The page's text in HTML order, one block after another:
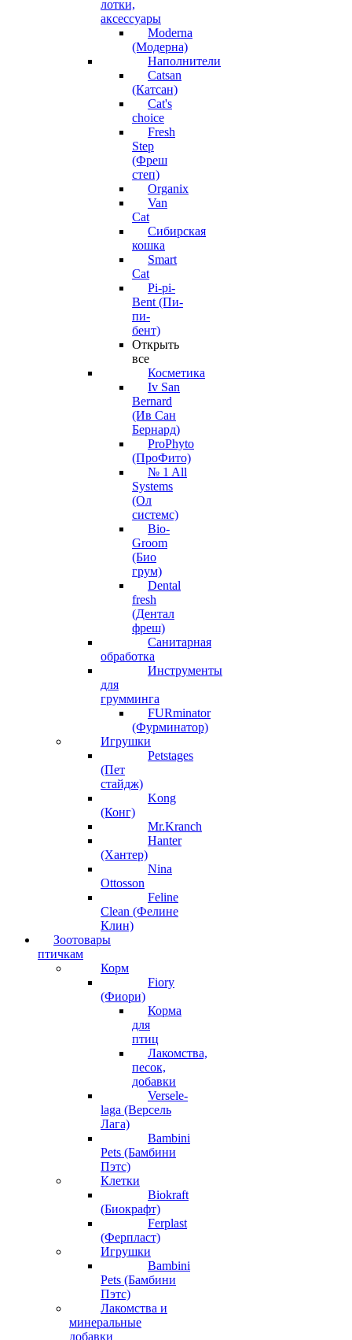
лотки,
аксессуары
Moderna
(Модерна)
Наполнители
Catsan
(Катсан)
Cat's
choice
Fresh
Step
(Фреш
степ)
Organix
Van
Cat
Сибирская
кошка
Smart
Cat
Pi-pi-
Bent (Пи-
пи-
бент)
Открыть
все
Косметика
Iv San
Bernard
(Ив Сан
Бернард)
ProPhyto
(ПроФито)
№ 1 All
Systems
(Ол
системс)
Bio-
Groom
(Био
грум)
Dental
fresh
(Дентал
фреш)
Санитарная
обработка
Инструменты
для
грумминга
FURminator
(Фурминатор)
Игрушки
Petstages
(Пет
стайдж)
Kong
(Конг)
Mr.Kranch
Hanter
(Хантер)
Nina
Ottosson
Feline
Clean (Фелине
Клин)
Зоотовары
птичкам
Корм
Fiory
(Фиори)
Корма
для
птиц
Лакомства,
песок,
добавки
Versele-
laga (Версель
Лага)
Bambini
Pets (Бамбини
Пэтс)
Клетки
Biokraft
(Биокрафт)
Ferplast
(Ферпласт)
Игрушки
Bambini
Pets (Бамбини
Пэтс)
Лакомства и
минеральные
добавки